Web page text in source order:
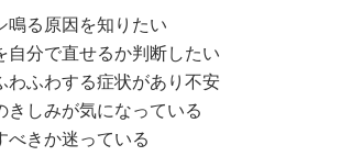
鳴る原因を知りたい
自分で直せるか判断したい
わふわする症状があり不安
きしみが気になっている
べきか迷っている